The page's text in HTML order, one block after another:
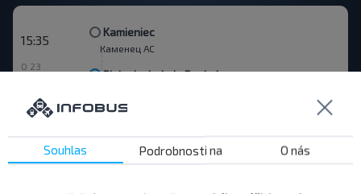
15:35
Kamieniec
Каменец АС
0 23
Bielaviezhskaja Pushcha
Kamieniec Dmitrovichi, Kameneckiy r-n BRESTSKAYA OBL. —
Souhlas Podrobnosti na O nás